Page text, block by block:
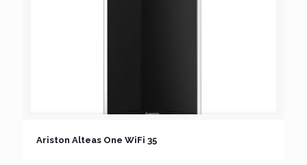
Ariston Alteas One WiFi 35